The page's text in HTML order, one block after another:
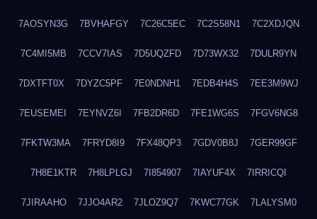
7AOSYN3G 7BVHAFGY 7C26C5EC 7C2S58N1 7C2XDJQN
7C4MI5MB 7CCV7IAS 7D5UQZFD 7D73WX32 7DULR9YN
7DXTFT0X 7DYZC5PF 7E0NDNH1 7EDB4H4S 7EE3M9WJ
7EUSEMEI 7EYNVZ6I 7FB2DR6D 7FE1WG6S 7FGV6NG8
7FKTW3MA 7FRYD8I9 7FX48QP3 7GDV0B8J 7GER99GF
7H8E1KTR 7H8LPLGJ 7I854907 7IAYUF4X 7IRRICQI
7JIRAAHO 7JJO4AR2 7JLOZ9Q7 7KWC77GK 7LALYSM0